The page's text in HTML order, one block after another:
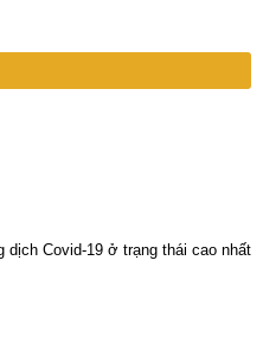
dịch Covid-19 ở trạng thái cao nhất